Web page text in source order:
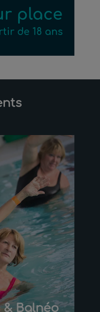
place
de 18 ans
& Balnéo